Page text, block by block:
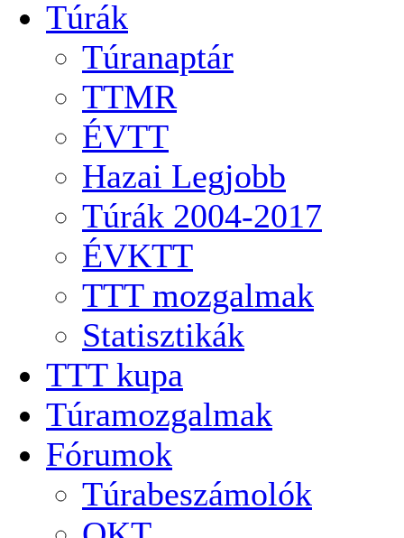
Túrák
Túranaptár
TTMR
ÉVTT
Hazai Legjobb
Túrák 2004-2017
ÉVKTT
TTT mozgalmak
Statisztikák
TTT kupa
Túramozgalmak
Fórumok
Túrabeszámolók